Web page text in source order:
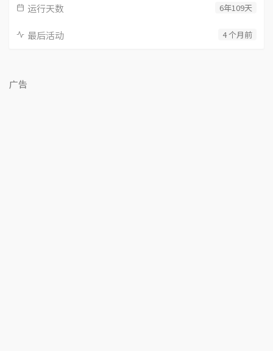
6年109天
运行天数
4 个月前
最后活动
广告